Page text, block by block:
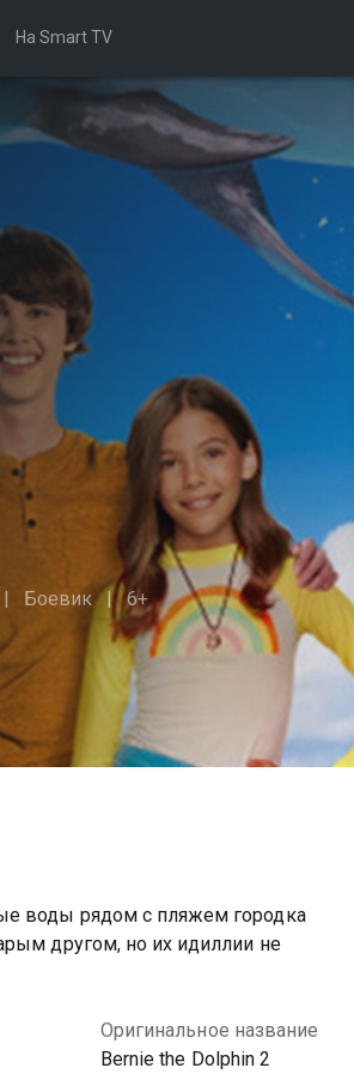
На Smart TV
Боевик 6+
воды рядом с пляжем городка
другом, но их идиллии не
Оригинальное название
Bernie the Dolphin 2